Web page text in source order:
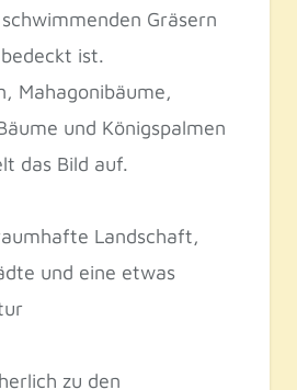
Gräsern
ist.
Mahagonibäume,
und Königspalmen
das Bild auf.
Landschaft,
und eine etwas
zu den